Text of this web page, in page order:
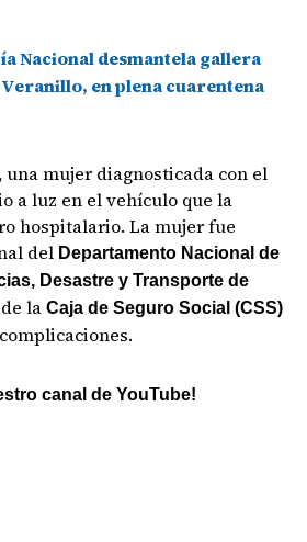
Nacional desmantela gallera
en plena cuarentena
una mujer diagnosticada con el
a luz en el vehículo que la
hospitalario. La mujer fue
del Departamento Nacional de
Desastre y Transporte de
de la Caja de Seguro Social (CSS)
canal de YouTube!